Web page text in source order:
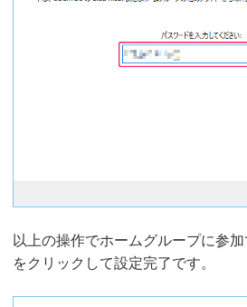
以上の操作でホームグループに参加
をクリックして設定完了です。